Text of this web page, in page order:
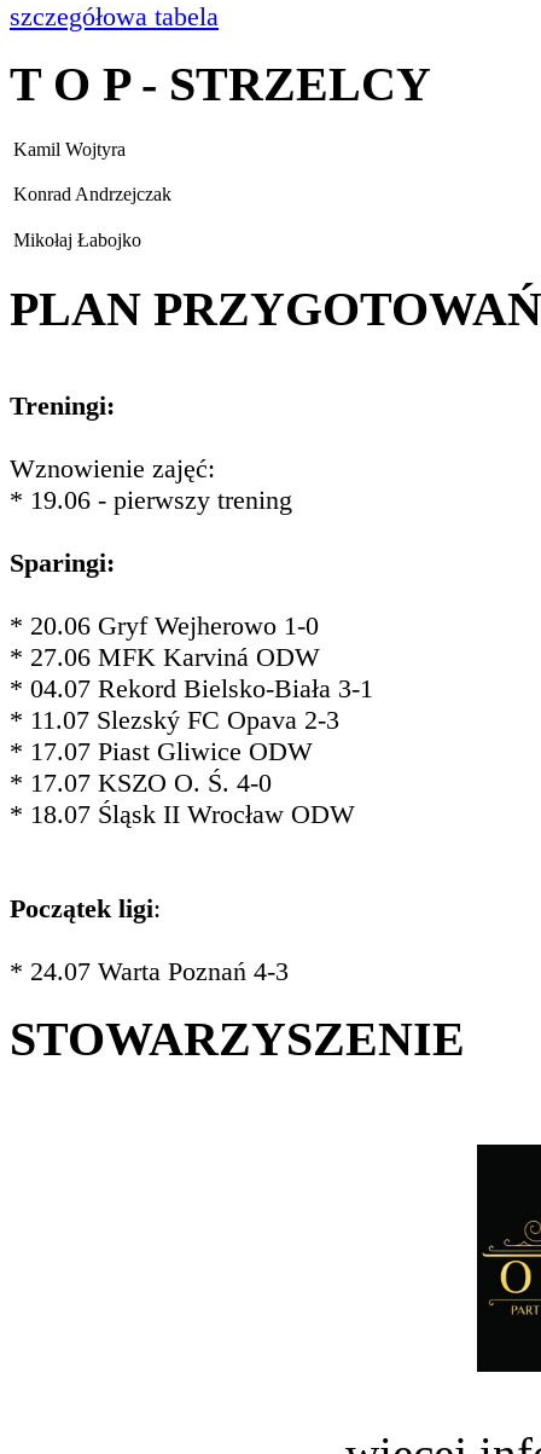
szczegółowa tabela
T O P - STRZELCY
Kamil Wojtyra
Konrad Andrzejczak
Mikołaj Łabojko
PLAN PRZYGOTOWAŃ
Treningi:
Wznowienie zajęć:
* 19.06 - pierwszy trening
Sparingi:
* 20.06 Gryf Wejherowo 1-0
* 27.06 MFK Karviná ODW
* 04.07 Rekord Bielsko-Biała 3-1
* 11.07 Slezský FC Opava 2-3
* 17.07 Piast Gliwice ODW
* 17.07 KSZO O. Ś. 4-0
* 18.07 Śląsk II Wrocław ODW
Początek ligi:
* 24.07 Warta Poznań 4-3
STOWARZYSZENIE